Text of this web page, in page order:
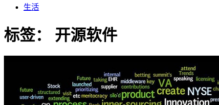
生活
标签： 开源软件